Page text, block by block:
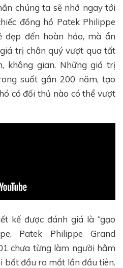
chúng ta sẽ nhớ ngay tới
đồng hồ Patek Philippe
đẹp đến hoàn hảo, mà ẩn
trị chân quý vượt qua tất
không gian. Những giá trị
suốt gần 200 năm, tạo
có đối thủ nào có thể vượt
kế được đánh giá là “gạo
Patek Philippe Grand
chưa từng làm người hâm
bắt đầu ra mắt lần đầu tiên.